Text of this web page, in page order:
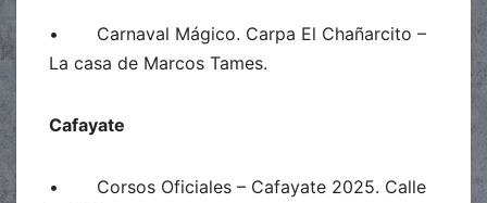
• Carnaval Mágico. Carpa El Chañarcito –
La casa de Marcos Tames.
Cafayate
• Corsos Oficiales – Cafayate 2025. Calle